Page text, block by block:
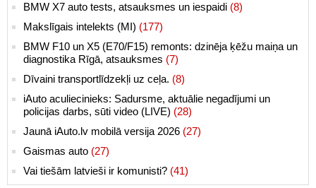
BMW X7 auto tests, atsauksmes un iespaidi (8)
Makslīgais intelekts (MI) (177)
BMW F10 un X5 (E70/F15) remonts: dzinēja ķēžu maiņa un
diagnostika Rīgā, atsauksmes (7)
Dīvaini transportlīdzekļi uz ceļa. (8)
iAuto aculiecinieks: Sadursme, aktuālie negadījumi un
policijas darbs, sūti video (LIVE) (28)
Jaunā iAuto.lv mobilā versija 2026 (27)
Gaismas auto (27)
Vai tiešām latvieši ir komunisti? (41)